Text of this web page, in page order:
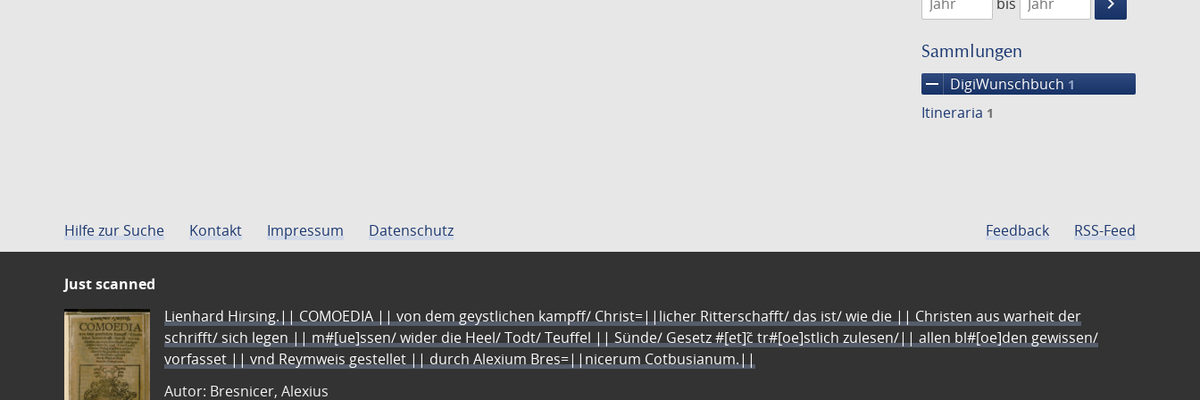
Suche
Sammlungen
remove DigiWunschbuch 1
Itineraria 1
Hilfe zur Suche Kontakt Impressum Datenschutz Feedback RSS-Feed
Just scanned
Lienhard Hirsing.|| COMOEDIA || von dem geystlichen kampff/ Christ=||licher Ritterschafft/ das ist/ wie die || Christen aus warheit der
schrifft/ sich legen || m#[ue]ssen/ wider die Heel/ Todt/ Teuffel || Sünde/ Gesetz #[et]c̃ tr#[oe]stlich zulesen/|| allen bl#[oe]den gewissen/
vorfasset || vnd Reymweis gestellet || durch Alexium Bres=||nicerum Cotbusianum.||
Autor: Bresnicer, Alexius